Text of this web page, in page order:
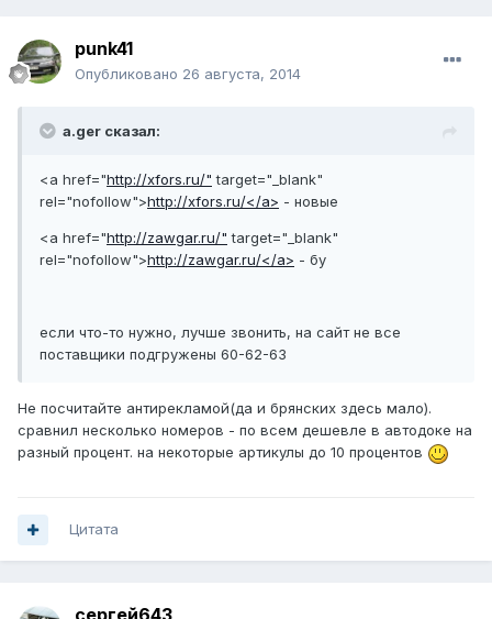
punk41
Опубликовано 26 августа, 2014
a.ger сказал:
<a href="http://xfors.ru/" target="_blank"
rel="nofollow">http://xfors.ru/</a> - новые
<a href="http://zawgar.ru/" target="_blank"
rel="nofollow">http://zawgar.ru/</a> - бу
если что-то нужно, лучше звонить, на сайт не все
поставщики подгружены 60-62-63
Не посчитайте антирекламой(да и брянских здесь мало).
сравнил несколько номеров - по всем дешевле в автодоке на
разный процент. на некоторые артикулы до 10 процентов
Цитата